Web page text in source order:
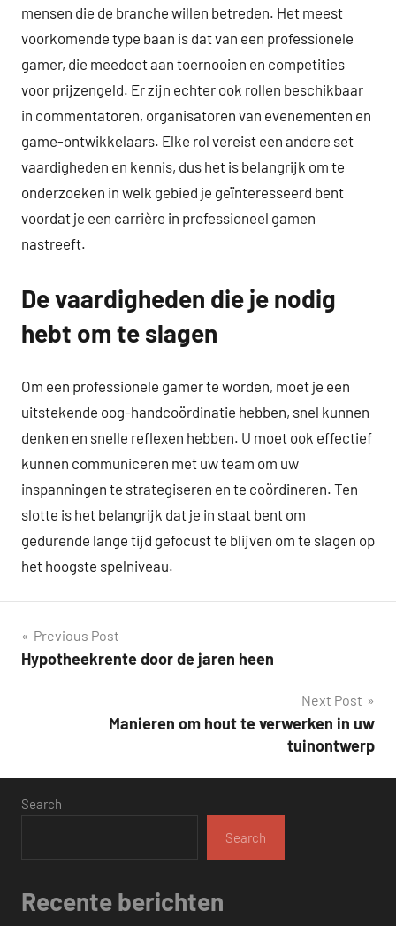
mensen die de branche willen betreden. Het meest
voorkomende type baan is dat van een professionele
gamer, die meedoet aan toernooien en competities
voor prijzengeld. Er zijn echter ook rollen beschikbaar
in commentatoren, organisatoren van evenementen en
game-ontwikkelaars. Elke rol vereist een andere set
vaardigheden en kennis, dus het is belangrijk om te
onderzoeken in welk gebied je geïnteresseerd bent
voordat je een carrière in professioneel gamen
nastreeft.
De vaardigheden die je nodig
hebt om te slagen
Om een ​​professionele gamer te worden, moet je een
uitstekende oog-handcoördinatie hebben, snel kunnen
denken en snelle reflexen hebben. U moet ook effectief
kunnen communiceren met uw team om uw
inspanningen te strategiseren en te coördineren. Ten
slotte is het belangrijk dat je in staat bent om
gedurende lange tijd gefocust te blijven om te slagen op
het hoogste spelniveau.
Post
navigation
Previous Post
Hypotheekrente door de jaren heen
Next Post
Manieren om hout te verwerken in uw
tuinontwerp
Search
Search
Recente berichten